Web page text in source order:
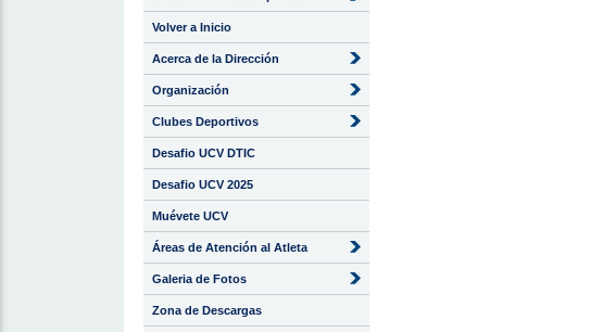
Volver a Inicio
Acerca de la Dirección
Organización
Clubes Deportivos
Desafio UCV DTIC
Desafio UCV 2025
Muévete UCV
Áreas de Atención al Atleta
Galeria de Fotos
Zona de Descargas